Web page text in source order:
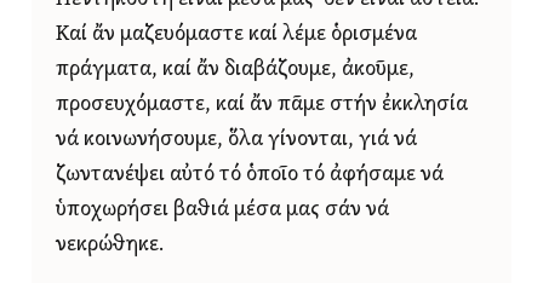
Καί ἄν μαζευόμαστε καί λέμε ὁρισμένα
πράγματα, καί ἄν διαβάζουμε, ἀκοῦμε,
προσευχόμαστε, καί ἄν πᾶμε στήν ἐκκλησία
νά κοινωνήσουμε, ὅλα γίνονται, γιά νά
ζωντανέψει αὐτό τό ὁποῖο τό ἀφήσαμε νά
ὑποχωρήσει βαθιά μέσα μας σάν νά
νεκρώθηκε.